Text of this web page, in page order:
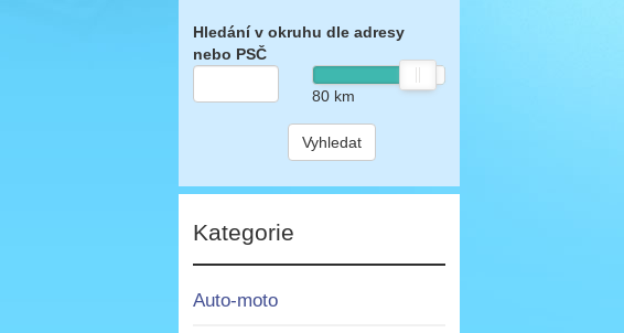
Hledání v okruhu dle adresy
nebo PSČ
80km
Vyhledat
Kategorie
Auto-moto